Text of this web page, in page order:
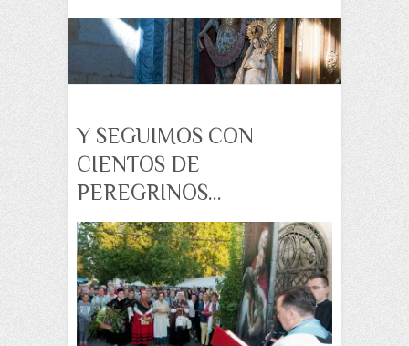
Y SEGUIMOS CON
CIENTOS DE
PEREGRINOS…